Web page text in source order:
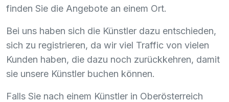
finden Sie die Angebote an einem Ort.
Bei uns haben sich die Künstler dazu entschieden,
sich zu registrieren, da wir viel Traffic von vielen
Kunden haben, die dazu noch zurückkehren, damit
sie unsere Künstler buchen können.
Falls Sie nach einem Künstler in Oberösterreich